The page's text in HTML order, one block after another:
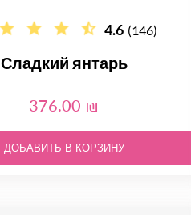
4.6 (146)
Сладкий янтарь
376.00 ₪
ДОБАВИТЬ В КОРЗИНУ